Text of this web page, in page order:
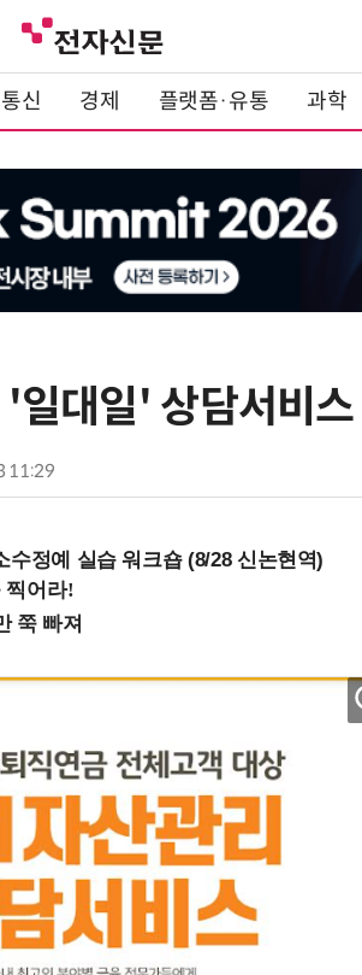
통신 경제 플랫폼·유통 과학
대일' 상담서비스
11:29
정예 실습 워크숍 (8/28 신논현역)